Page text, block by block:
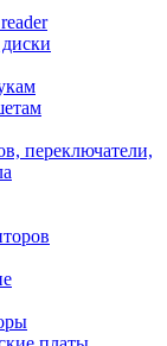
переключатели,